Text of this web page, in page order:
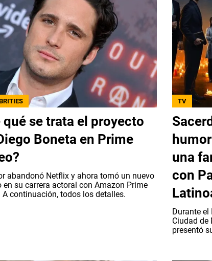
qué se trata el proyecto
Boneta en Prime
abandonó Netflix y ahora tomó un nuevo
en su carrera actoral con Amazon Prime
A continuación, todos los detalles.
TV
una
con
Durante
Ciudad de
presentó